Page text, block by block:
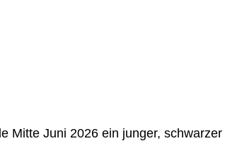
Mitte Juni 2026 ein junger,